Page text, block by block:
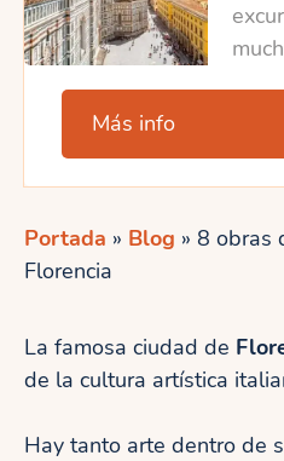
Más info
Portada » Blog » 8 obras
Florencia
La famosa ciudad de
de la cultura artística
Hay tanto arte dentro de